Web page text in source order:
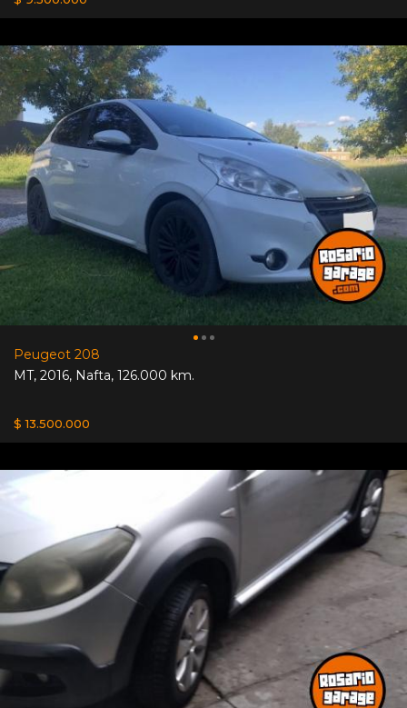
Peugeot 208
MT, 2016, Nafta, 126.000 km.
$ 13.500.000